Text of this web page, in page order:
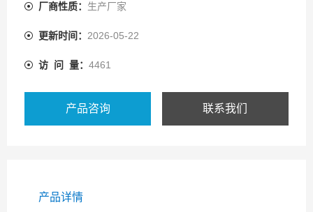
厂商性质： 生产厂家
更新时间： 2026-05-22
访 问 量： 4461
产品咨询 联系我们
产品详情